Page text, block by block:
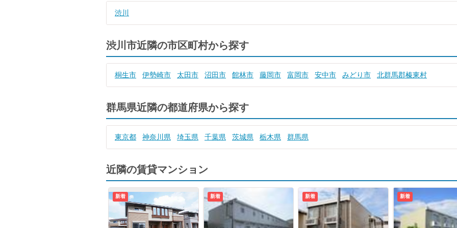
渋川
渋川市近隣の市区町村から探す
桐生市 伊勢崎市 太田市 沼田市 館林市 藤岡市 富岡市 安中市 みどり市 北群馬郡榛東村
群馬県近隣の都道府県から探す
東京都 神奈川県 埼玉県 千葉県 茨城県 栃木県 群馬県
近隣の賃貸マンション
新着 新着 新着 新着